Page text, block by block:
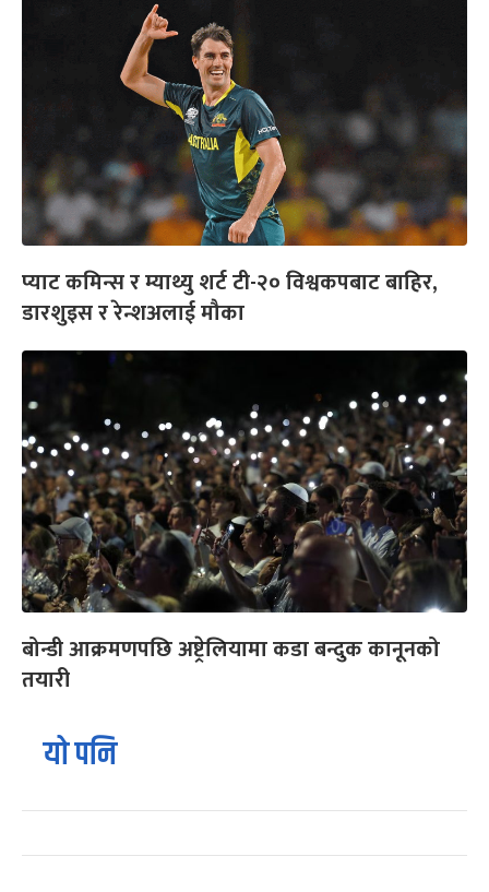
प्याट कमिन्स र म्याथ्यु शर्ट टी-२० विश्वकपबाट बाहिर,
डारशुइस र रेन्शअलाई मौका
बोन्डी आक्रमणपछि अष्ट्रेलियामा कडा बन्दुक कानूनको
तयारी
यो पनि